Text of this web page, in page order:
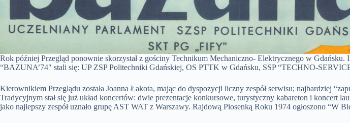
Rok później Przegląd ponownie skorzystał z gościny Technikum Mechaniczno- Elektrycznego w
“BAZUNA’74″ stali się: UP ZSP Politechniki Gdańskiej, OS PTTK w Gdańsku, SSP “TECHNO-
Kierownikiem Przeglądu została Joanna Łakota, mając do dyspozycji liczny zespół serwisu; najbardziej
Tradycyjnym stał się już układ koncertów: dwie prezentacje konkursowe, turystyczny kabareton i koncert
jako najlepszy zespół uznało grupę AST WAT z Warszawy. Rajdową Piosenką Roku 1974 ogłoszono